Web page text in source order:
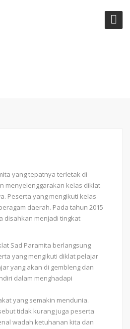
yang tepatnya terletak di
menyelenggarakan kelas diklat
Peserta yang mengikuti kelas
daerah. Pada tahun 2015
disahkan menjadi tingkat
Sad Paramita berlangsung
yang mengikuti diklat pelajar
yang akan di gembleng dan
dalam menghadapi
yang semakin mendunia.
tidak kurang juga peserta
wadah ketuhanan kita dan